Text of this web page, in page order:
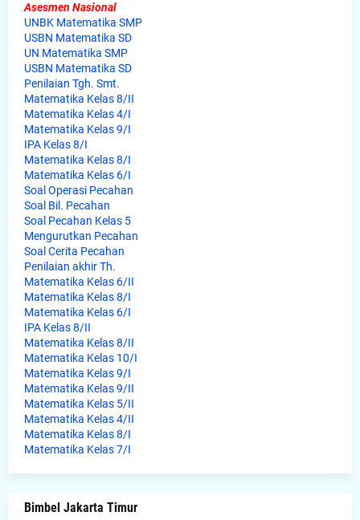
Asesmen Nasional
UNBK Matematika SMP
USBN Matematika SD
UN Matematika SMP
USBN Matematika SD
Penilaian Tgh. Smt.
Matematika Kelas 8/II
Matematika Kelas 4/I
Matematika Kelas 9/I
IPA Kelas 8/I
Matematika Kelas 8/I
Matematika Kelas 6/I
Soal Operasi Pecahan
Soal Bil. Pecahan
Soal Pecahan Kelas 5
Mengurutkan Pecahan
Soal Cerita Pecahan
Penilaian akhir Th.
Matematika Kelas 6/II
Matematika Kelas 8/I
Matematika Kelas 6/I
IPA Kelas 8/II
Matematika Kelas 8/II
Matematika Kelas 10/I
Matematika Kelas 9/I
Matematika Kelas 9/II
Matematika Kelas 5/II
Matematika Kelas 4/II
Matematika Kelas 8/I
Matematika Kelas 7/I
Bimbel Jakarta Timur